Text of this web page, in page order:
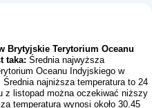
Brytyjskie Terytorium Oceanu
taka: Średnia najwyższa
Oceanu Indyjskiego w
najniższa temperatura to 24
listopad można oczekiwać niższy
temperatura wynosi około 30.45